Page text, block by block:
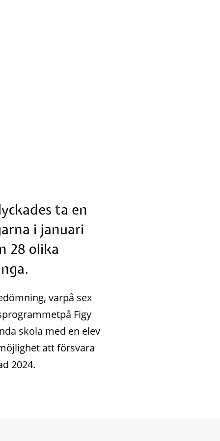
ta en
i januari
28 olika
varpå sex
Figy
skola med en elev
att försvara
2024.